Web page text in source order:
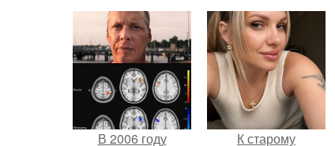
В 2006 году К старому